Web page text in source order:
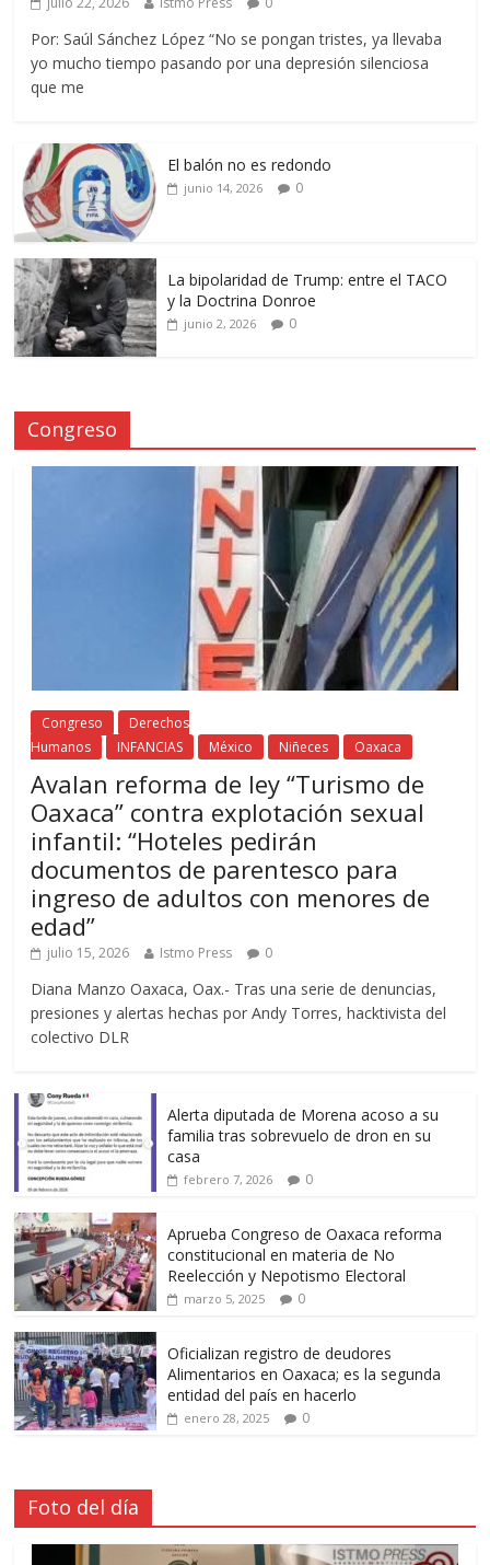
Por: Saúl Sánchez López “No se pongan tristes, ya llevaba
yo mucho tiempo pasando por una depresión silenciosa
que me
El balón no es redondo
junio 14, 2026 0
La bipolaridad de Trump: entre el TACO
y la Doctrina Donroe
junio 2, 2026 0
Congreso
Congreso
Derechos
Humanos
INFANCIAS México Niñeces Oaxaca
Avalan reforma de ley “Turismo de
Oaxaca” contra explotación sexual
infantil: “Hoteles pedirán
documentos de parentesco para
ingreso de adultos con menores de
edad”
julio 15, 2026 Istmo Press 0
Diana Manzo Oaxaca, Oax.- Tras una serie de denuncias,
presiones y alertas hechas por Andy Torres, hacktivista del
colectivo DLR
Alerta diputada de Morena acoso a su
familia tras sobrevuelo de dron en su
casa
febrero 7, 2026 0
Aprueba Congreso de Oaxaca reforma
constitucional en materia de No
Reelección y Nepotismo Electoral
marzo 5, 2025 0
Oficializan registro de deudores
Alimentarios en Oaxaca; es la segunda
entidad del país en hacerlo
enero 28, 2025 0
Foto del día